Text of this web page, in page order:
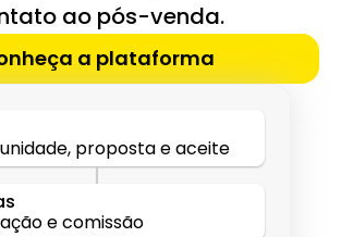
ao pós-venda.
a plataforma
proposta e aceite
e comissão